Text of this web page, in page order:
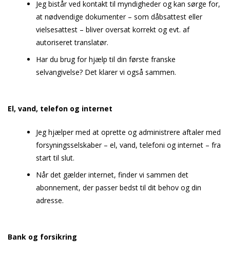
Jeg bistår ved kontakt til myndigheder og kan sørge for,
at nødvendige dokumenter – som dåbsattest eller
vielsesattest – bliver oversat korrekt og evt. af
autoriseret translatør.
Har du brug for hjælp til din første franske
selvangivelse? Det klarer vi også sammen.
El, vand, telefon og internet
Jeg hjælper med at oprette og administrere aftaler med
forsyningsselskaber – el, vand, telefoni og internet – fra
start til slut.
Når det gælder internet, finder vi sammen det
abonnement, der passer bedst til dit behov og din
adresse.
Bank og forsikring